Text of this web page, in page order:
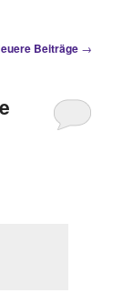
Beiträge →